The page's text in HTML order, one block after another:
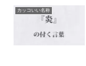
カッコいい名称